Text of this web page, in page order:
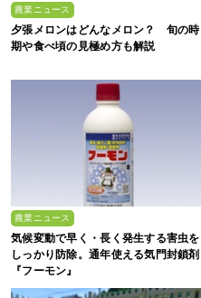
農業ニュース
夕張メロンはどんなメロン？ 旬の時
期や食べ頃の見極め方も解説
農業ニュース
気候変動で早く・長く発生する害虫を
しっかり防除。通年使える気門封鎖剤
『フーモン』